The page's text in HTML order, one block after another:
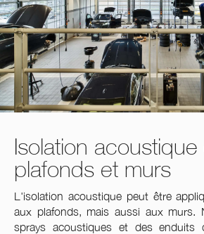
Isolation
plafonds et murs
L'isolation acoustique peut être
aux plafonds, mais aussi aux murs.
sprays acoustiques et des enduits